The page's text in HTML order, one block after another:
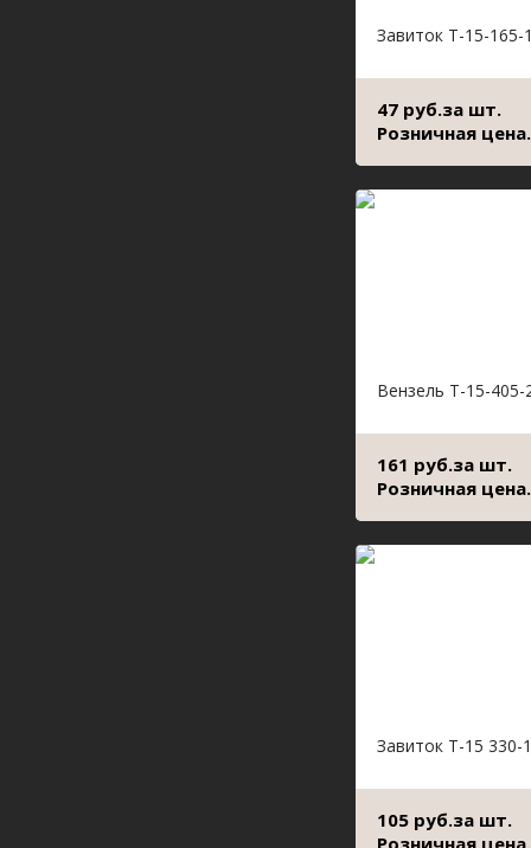
Завиток Т-15-165-
47 руб.за шт.
Розничная цена.
Вензель Т-15-405-
161 руб.за шт.
Розничная цена.
Завиток Т-15 330-
105 руб.за шт.